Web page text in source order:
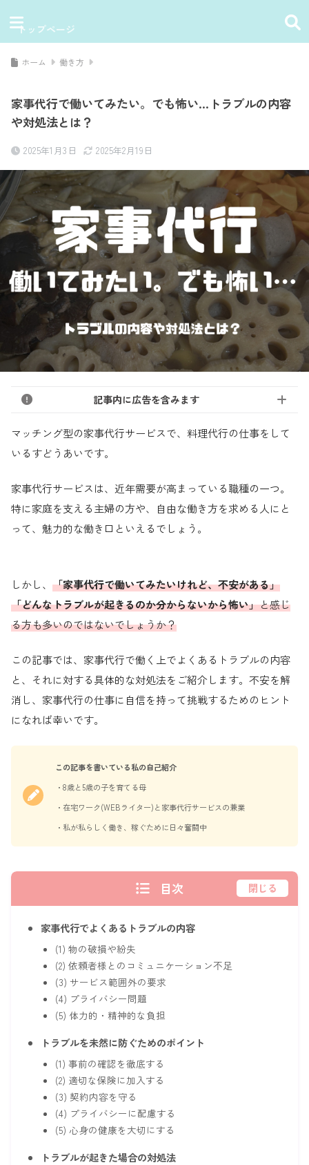
トップページ
ホーム 働き方
家事代行で働いてみたい。でも怖い…トラブルの内容
や対処法とは？
2025年1月3日 2025年2月19日
記事内に広告を含みます
マッチング型の家事代行サービスで、料理代行の仕事をして
いるすどうあいです。
家事代行サービスは、近年需要が高まっている職種の一つ。
特に家庭を支える主婦の方や、自由な働き方を求める人にと
って、魅力的な働き口といえるでしょう。
しかし、 「家事代行で働いてみたいけれど、不安がある」
「どんなトラブルが起きるのか分からないから怖い」と感じ
る方も多いのではないでしょうか？
この記事では、家事代行で働く上でよくあるトラブルの内容
と、それに対する具体的な対処法をご紹介します。不安を解
消し、家事代行の仕事に自信を持って挑戦するためのヒント
になれば幸いです。
この記事を書いている私の自己紹介
・8歳と5歳の子を育てる母
・在宅ワーク(WEBライター)と家事代行サービスの兼業
・私が私らしく働き、稼ぐために日々奮闘中
目次 閉じる
家事代行でよくあるトラブルの内容
(1) 物の破損や紛失
(2) 依頼者様とのコミュニケーション不足
(3) サービス範囲外の要求
(4) プライバシー問題
(5) 体力的・精神的な負担
トラブルを未然に防ぐためのポイント
(1) 事前の確認を徹底する
(2) 適切な保険に加入する
(3) 契約内容を守る
(4) プライバシーに配慮する
(5) 心身の健康を大切にする
トラブルが起きた場合の対処法